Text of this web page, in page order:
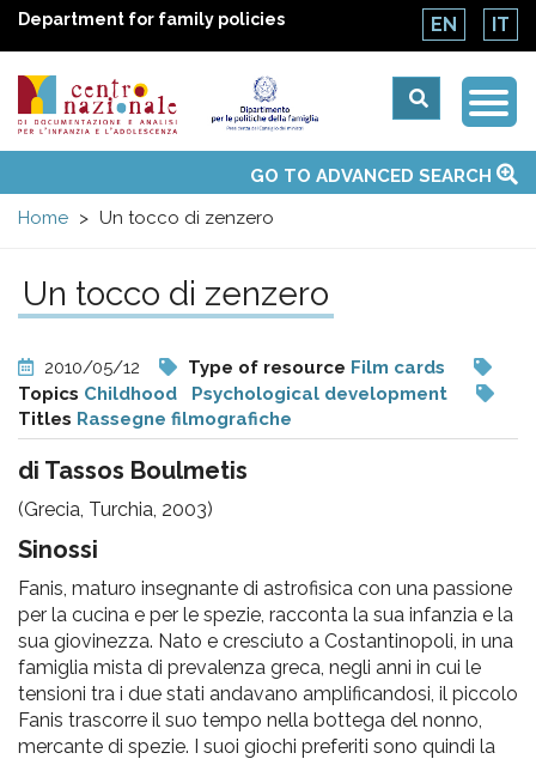
Department for family policies EN IT
Centro
nazionale
di
Documentazione
e
analisi
pr
l'infanzia
e
l'adolescenza
menuTopics
Activities
UN Convention
National ObservatoriesGO TO ADVANCED SEARCH
Home
Un tocco di zenzero
Un tocco di zenzero
2010/05/12 Type of resource Film cards
Topics Childhood
Psychological development
Titles Rassegne filmografiche
di Tassos Boulmetis
(Grecia, Turchia, 2003)
Sinossi
Fanis, maturo insegnante di astrofisica con una passione
per la cucina e per le spezie, racconta la sua infanzia e la
sua giovinezza. Nato e cresciuto a Costantinopoli, in una
famiglia mista di prevalenza greca, negli anni in cui le
tensioni tra i due stati andavano amplificandosi, il piccolo
Fanis trascorre il suo tempo nella bottega del nonno,
mercante di spezie. I suoi giochi preferiti sono quindi la